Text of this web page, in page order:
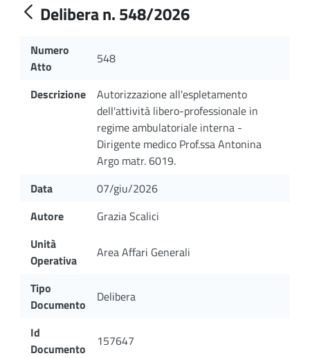
Delibera n. 548/2026
Numero
Atto
548
Descrizione
Autorizzazione all'espletamento
dell'attività libero-professionale in
regime ambulatoriale interna -
Dirigente medico Prof.ssa Antonina
Argo matr. 6019.
Data
07/giu/2026
Autore
Grazia Scalici
Unità
Operativa
Area Affari Generali
Tipo
Documento
Delibera
Id
Documento
157647